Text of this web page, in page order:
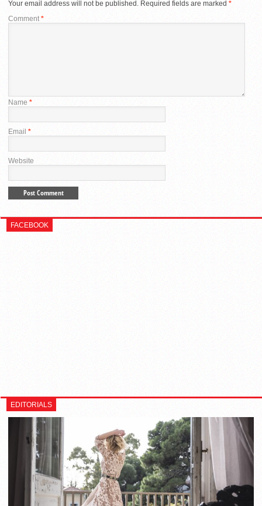
Your email address will not be published. Required fields are marked *
Comment *
Name *
Email *
Website
FACEBOOK
EDITORIALS